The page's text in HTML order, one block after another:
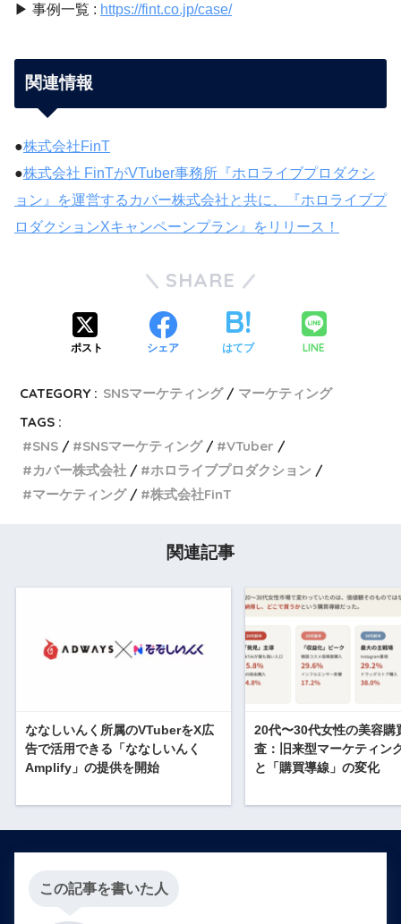
▶︎ 事例一覧 : https://fint.co.jp/case/
関連情報
●株式会社FinT
●株式会社 FinTがVTuber事務所『ホロライブプロダクシ
ョン』を運営するカバー株式会社と共に、『ホロライブプ
ロダクションXキャンペーンプラン』をリリース！
SHARE
ポスト シェア はてブ LINE
CATEGORY : SNSマーケティング
マーケティング
TAGS :
SNS
SNSマーケティング
VTuber
カバー株式会社
ホロライブプロダクション
マーケティング
株式会社FinT
関連記事
ななしいんく所属のVTuberをX広
告で活用できる「ななしいんく
Amplify」の提供を開始
20代〜30代女性の美容購
査：旧来型マーケティン
と「購買導線」の変化
この記事を書いた人